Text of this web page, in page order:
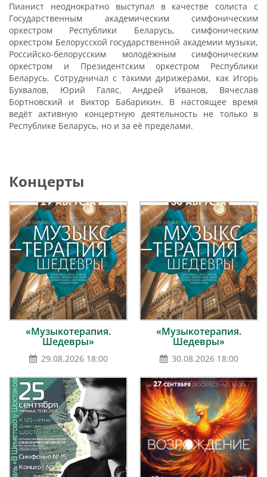
Пианист неоднократно выступал в качестве солиста с
Государственным академическим симфоническим
оркестром Республики Беларусь, симфоническим
оркестром Белорусской государственной академии музыки,
Российско-белорусским молодёжным симфоническим
оркестром и Президентским оркестром Республики
Беларусь. Сотрудничал с такими дирижерами, как Игорь
Бухвалов, Юрий Галяс, Андрей Иванов, Вячеслав
Бортновский и Виктор Бабарикин. В настоящее время
ведёт активную концертную деятельность не только в
Республике Беларусь, но и за её пределами.
Концерты
«Музыкотерапия.
Шедевры»
29.08.2026 18:00
«Музыкотерапия.
Шедевры»
30.08.2026 18:00